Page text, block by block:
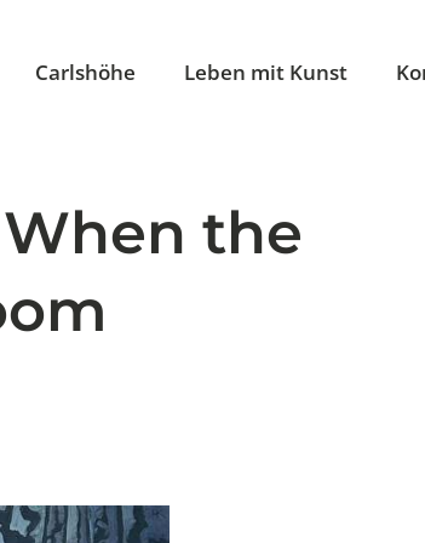
Carlshöhe Leben mit Kunst
the